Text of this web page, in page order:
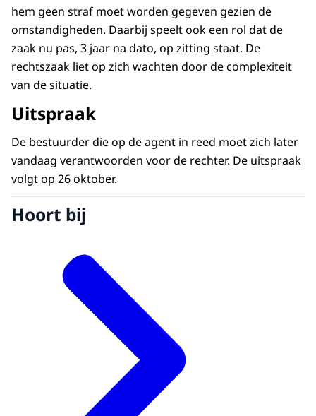
hem geen straf moet worden gegeven gezien de
omstandigheden. Daarbij speelt ook een rol dat de
zaak nu pas, 3 jaar na dato, op zitting staat. De
rechtszaak liet op zich wachten door de complexiteit
van de situatie.
Uitspraak
De bestuurder die op de agent in reed moet zich later
vandaag verantwoorden voor de rechter. De uitspraak
volgt op 26 oktober.
Hoort bij